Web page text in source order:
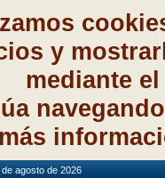
y
mediante
más
de agosto de